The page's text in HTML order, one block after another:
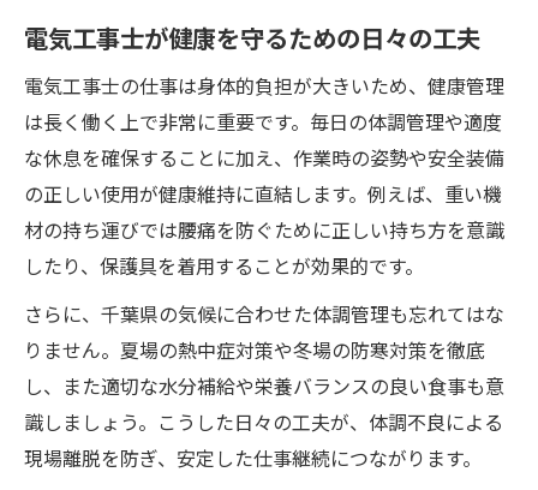
電気工事士が健康を守るための日々の工夫
電気工事士の仕事は身体的負担が大きいため、健康管理
は長く働く上で非常に重要です。毎日の体調管理や適度
な休息を確保することに加え、作業時の姿勢や安全装備
の正しい使用が健康維持に直結します。例えば、重い機
材の持ち運びでは腰痛を防ぐために正しい持ち方を意識
したり、保護具を着用することが効果的です。
さらに、千葉県の気候に合わせた体調管理も忘れてはな
りません。夏場の熱中症対策や冬場の防寒対策を徹底
し、また適切な水分補給や栄養バランスの良い食事も意
識しましょう。こうした日々の工夫が、体調不良による
現場離脱を防ぎ、安定した仕事継続につながります。